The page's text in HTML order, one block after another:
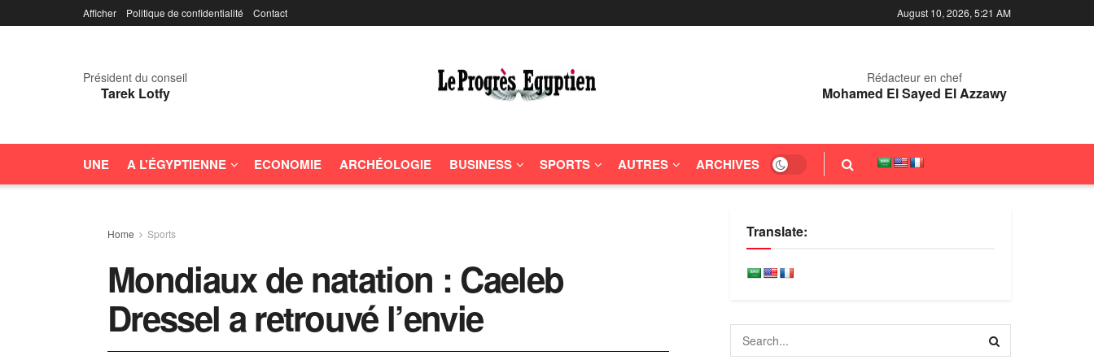
Afficher Politique de confidentialité Contact August 10, 2026, 5:21 AM
Président du conseil
Tarek Lotfy
Rédacteur en chef
Mohamed El Sayed El Azzawy
UNE A L’ÉGYPTIENNE ECONOMIE ARCHÉOLOGIE BUSINESS SPORTS AUTRES ARCHIVES
Home Sports
Mondiaux de natation : Caeleb
Dressel a retrouvé l’envie
Translate: